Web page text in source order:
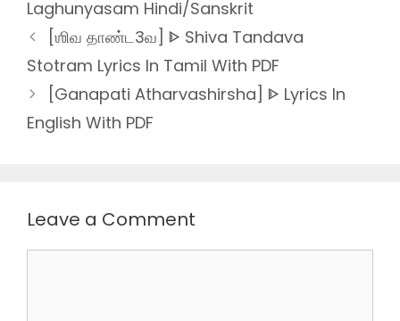
Laghunyasam Hindi/Sanskrit
[ஶிவ தாண்ட3வ] ᐈ Shiva Tandava
Stotram Lyrics In Tamil With PDF
[Ganapati Atharvashirsha] ᐈ Lyrics In
English With PDF
Leave a Comment